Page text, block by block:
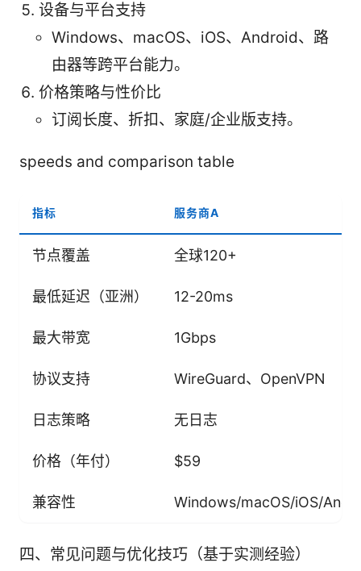
设备与平台支持
Windows、macOS、iOS、Android、路
由器等跨平台能力。
价格策略与性价比
订阅长度、折扣、家庭/企业版支持。
speeds and comparison table
指标 服务商A
节点覆盖 全球120+
最低延迟（亚洲） 12-20ms
最大带宽 1Gbps
协议支持 WireGuard、OpenVPN
日志策略 无日志
价格（年付） $59
兼容性 Windows/macOS/iOS/
四、常见问题与优化技巧（基于实测经验）